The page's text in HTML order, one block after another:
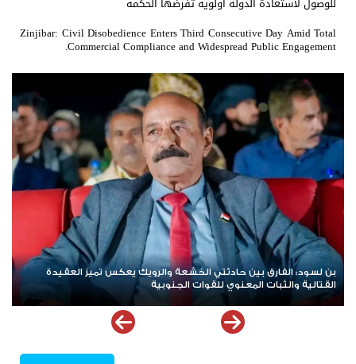
Zinjibar: Civil Disobedience Enters Third Consecutive Day Amid Total
Commercial Compliance and Widespread Public Engagement.
هاني بن بريك: المجلس الانتقالي لا يختزل الجنوب.. وتوحيد الصف
للوصول لاستعادة الدولة أولوية تفرضها الحكمة